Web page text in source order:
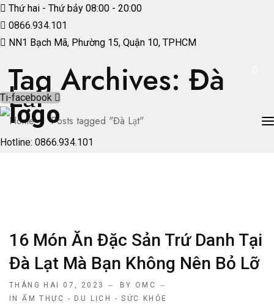
Thứ hai - Thứ bảy 08:00 - 20:00
0866.934.101
NN1 Bạch Mã, Phường 15, Quận 10, TPHCM
Ti-facebook
BÀI VIẾT HAY
LIÊN HỆ
Hotline: 0866.934.101
Tag Archives: Đà
Lạt
Home Posts tagged "Đà Lạt"
16 Món Ăn Đặc Sản Trứ Danh Tại
Đà Lạt Mà Bạn Không Nên Bỏ Lỡ
THÁNG HAI 07, 2023
BY OMC
INẨM THỰC - DU LỊCH - SỨC KHỎE